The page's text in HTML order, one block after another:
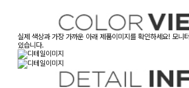
실제 색상과 가장 가까운 아래 제품이미지를 확인하세요! 모니
있습니다.